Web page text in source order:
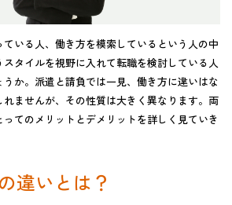
いる人、働き方を模索しているという人の中
タイルを視野に入れて転職を検討している人
か。派遣と請負では一見、働き方に違いはな
ませんが、その性質は大きく異なります。両
てのメリットとデメリットを詳しく見ていき
違いとは？